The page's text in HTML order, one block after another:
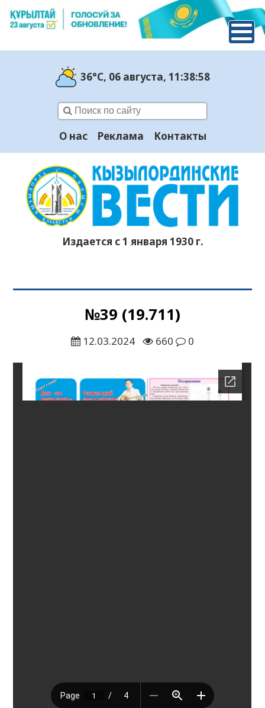
36°C, 06 августа, 11:38:59
О нас Реклама Контакты
Издается с 1 января 1930 г.
№39 (19.711)
12.03.2024 660 0